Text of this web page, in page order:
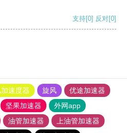
支持[0] 反对[0]
速度器 旋风
优途加速器
坚果加速器
外网app
油管加速器
上油管加速器